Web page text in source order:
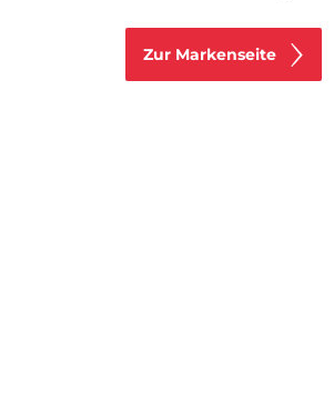
Zur Markenseite